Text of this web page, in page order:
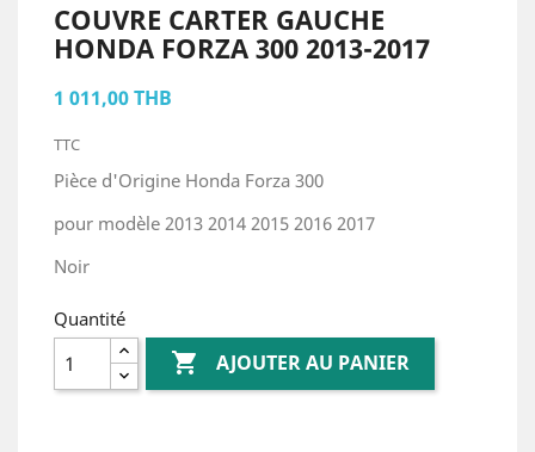
COUVRE CARTER GAUCHE
HONDA FORZA 300 2013-2017
1 011,00 THB
TTC
Pièce d'Origine Honda Forza 300
pour modèle 2013 2014 2015 2016 2017
Noir
Quantité
 AJOUTER AU PANIER